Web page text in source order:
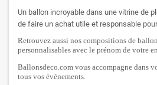
Un ballon incroyable dans une vitrine de
de faire un achat utile et responsable
Retrouvez aussi nos compositions de
personnalisables avec le prénom de votre
Ballonsdeco.com vous accompagne dans
tous vos événements.